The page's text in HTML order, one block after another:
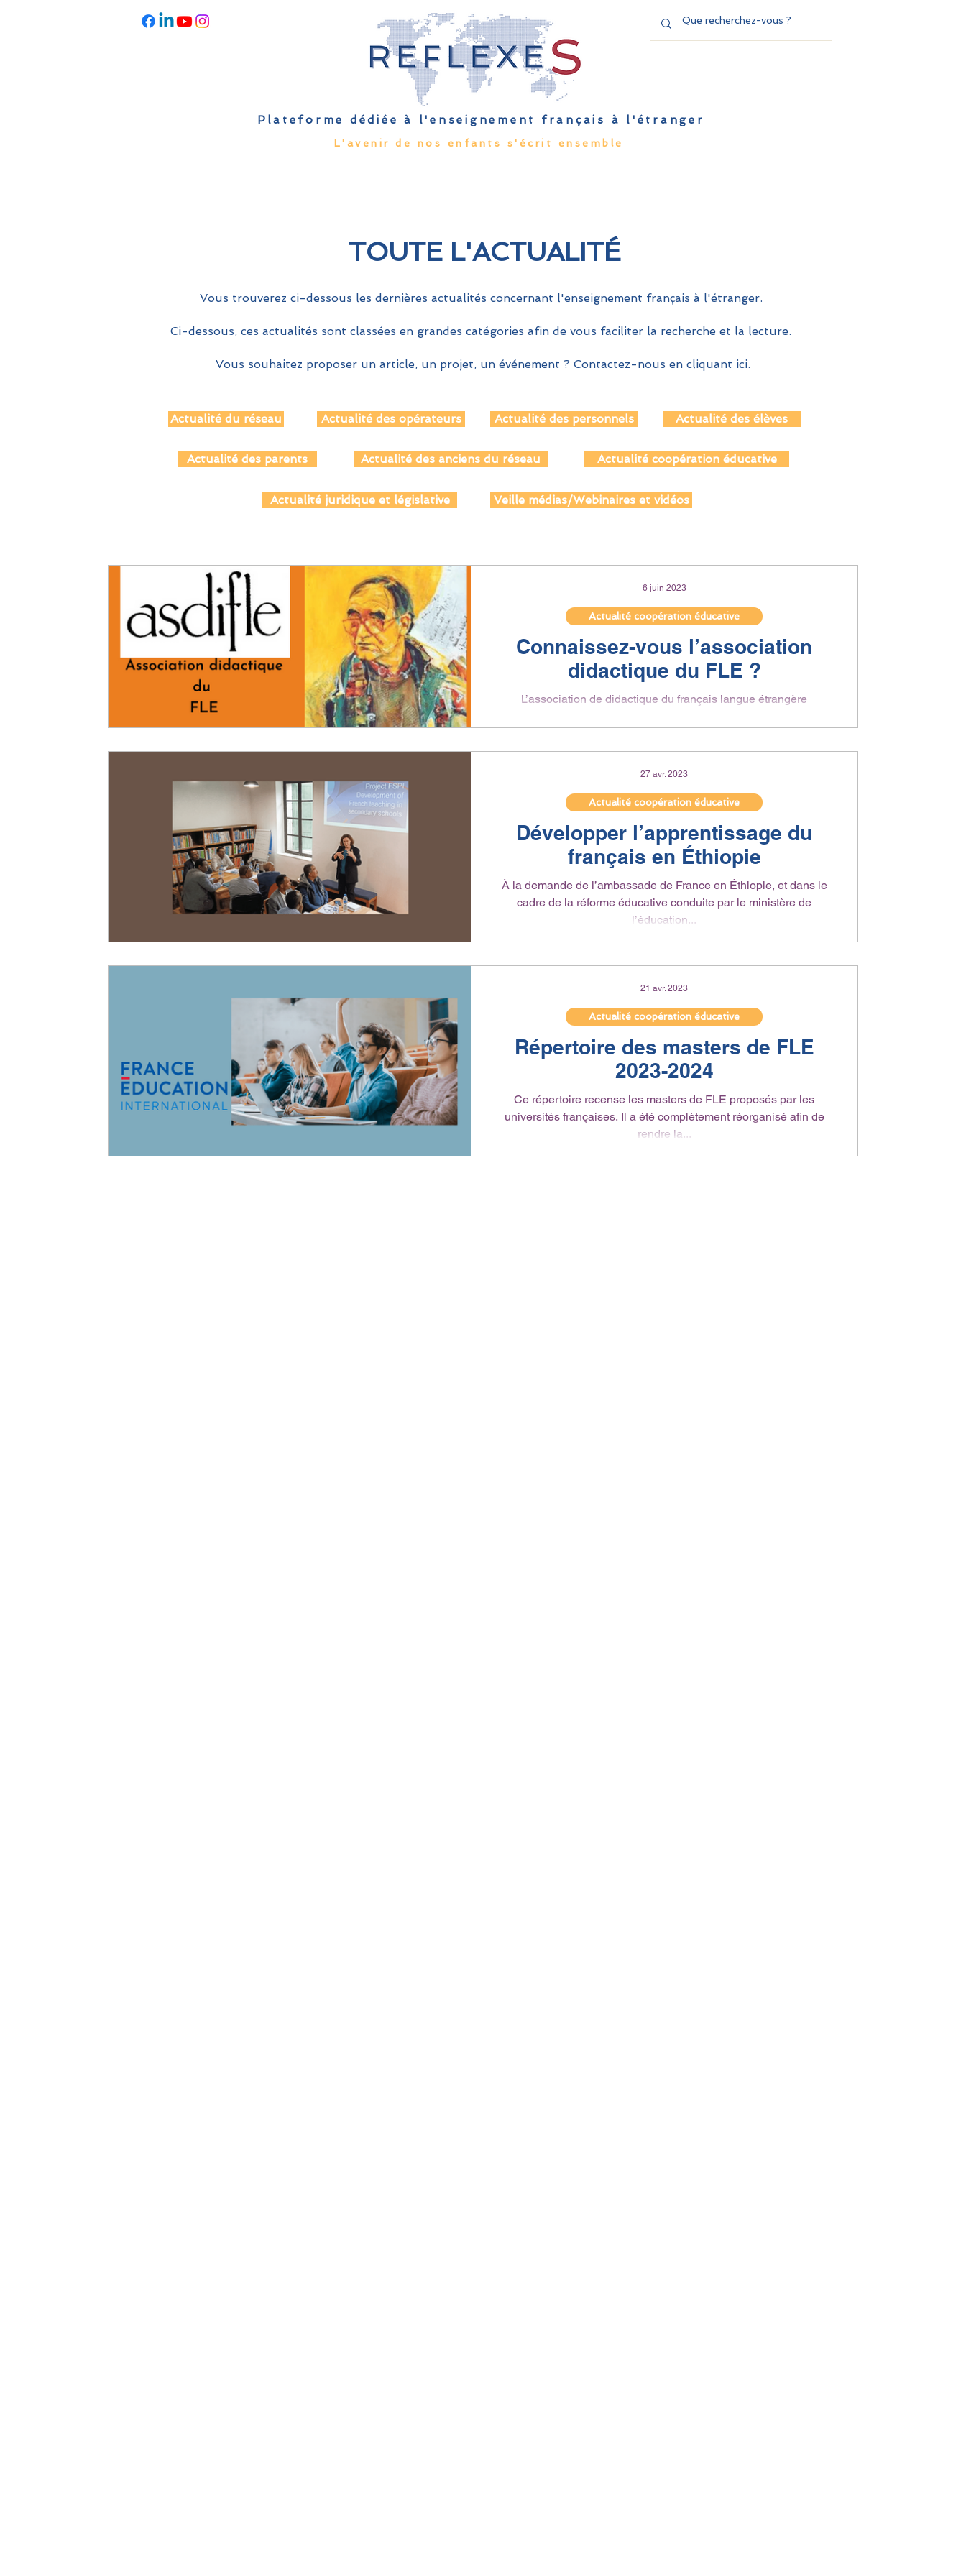
Plateforme dédiée à l'enseignement français à l'étranger
L'avenir de nos enfants s'écrit ensemble
TOUTE L'ACTUALITÉ
Vous trouverez ci-dessous les dernières actualités concernant l'enseignement français à l'étranger.
Ci-dessous, ces actualités sont classées en grandes catégories afin de vous faciliter la recherche et la lecture.
Vous souhaitez proposer un article, un projet, un événement ? Contactez-nous en cliquant ici.
Actualité du réseau
Actualité des parents
Actualité des opérateurs Actualité des personnels Actualité des élèves
Actualité des anciens du réseau Actualité coopération éducative
Actualité juridique et législative Veille médias/Webinaires et vidéos
Connaissez-vous l’association
didactique du FLE ?
L’association de didactique du français langue étrangère
Actualité coopération éducative
6 juin 2023
Développer l’apprentissage du
français en Éthiopie
À la demande de l’ambassade de France en Éthiopie, et dans le
cadre de la réforme éducative conduite par le ministère de
l’éducation...
Actualité coopération éducative
27 avr. 2023
Répertoire des masters de FLE
2023-2024
Ce répertoire recense les masters de FLE proposés par les
universités françaises. Il a été complètement réorganisé afin de
rendre la...
Actualité coopération éducative
21 avr. 2023